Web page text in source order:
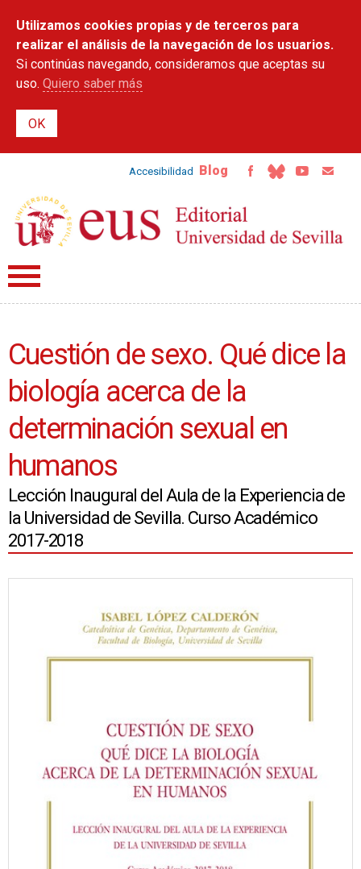
contenido
principal
Utilizamos cookies propias y de terceros para
realizar el análisis de la navegación de los usuarios.
Si continúas navegando, consideramos que aceptas su
uso. Quiero saber más
Accesibilidad Blog
Cuestión de sexo. Qué dice la
biología acerca de la
determinación sexual en
humanos
Lección Inaugural del Aula de la Experiencia de
la Universidad de Sevilla. Curso Académico
2017-2018